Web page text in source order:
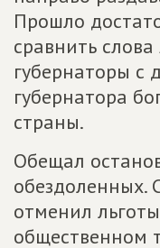
Прошло
сравнить
губернаторы с
губернатора
страны.
Обещал
обездоленных.
отменил
общественном